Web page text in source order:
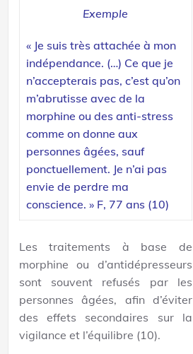
Exemple
« Je suis très attachée à mon
indépendance. (…) Ce que je
n’accepterais pas, c’est qu’on
m’abrutisse avec de la
morphine ou des anti-stress
comme on donne aux
personnes âgées, sauf
ponctuellement. Je n’ai pas
envie de perdre ma
conscience. » F, 77 ans (10)
Les traitements à base de
morphine ou d’antidépresseurs
sont souvent refusés par les
personnes âgées, afin d’éviter
des effets secondaires sur la
vigilance et l’équilibre (10).